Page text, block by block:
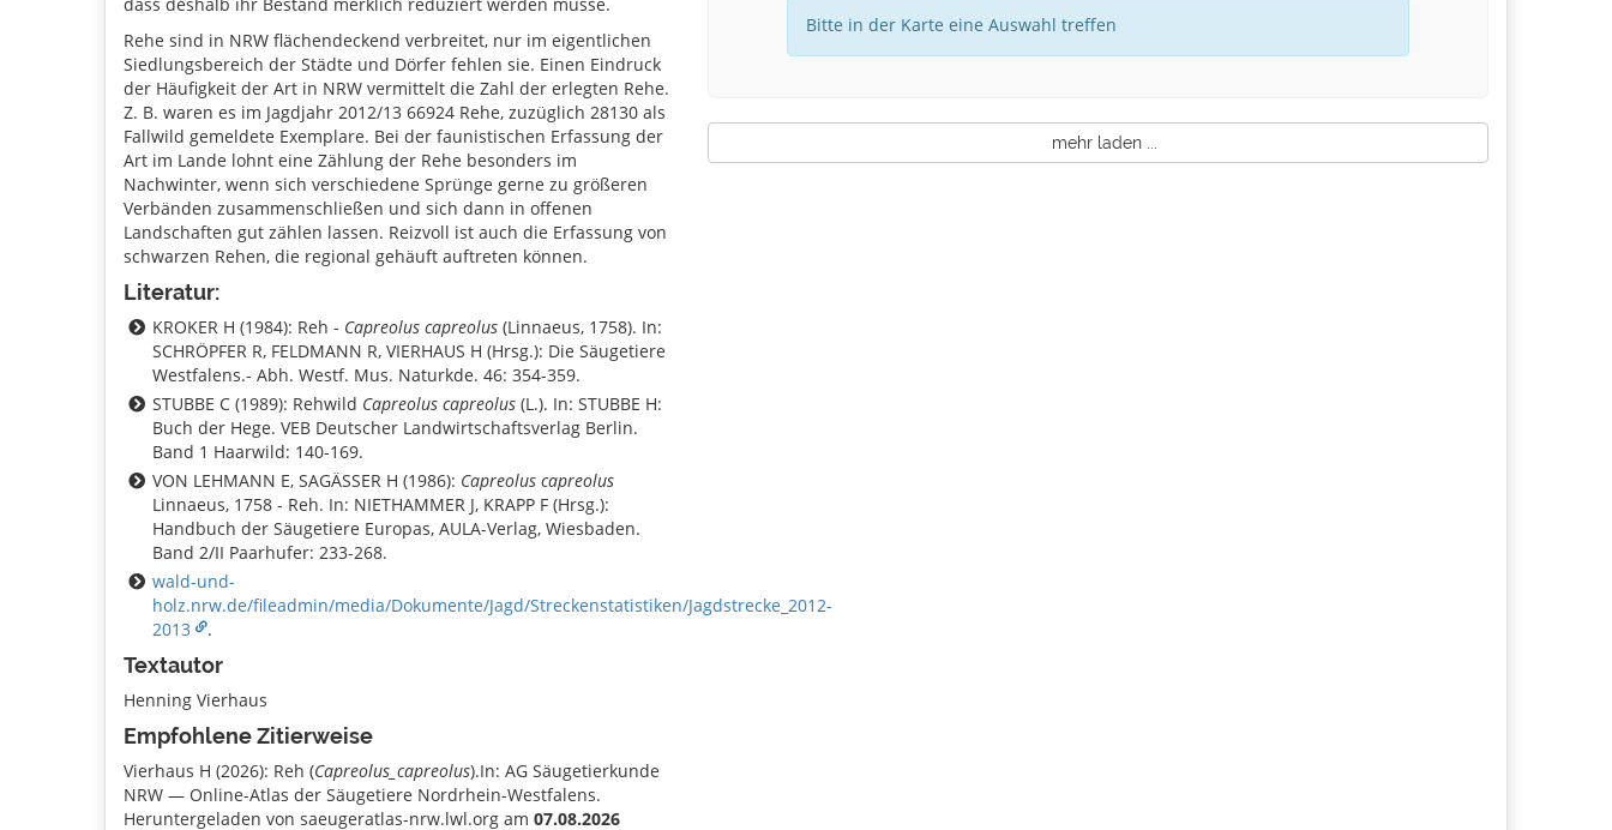
Rehe sind in NRW flächendeckend verbreitet, nur im eigentlichen
Siedlungsbereich der Städte und Dörfer fehlen sie. Einen Eindruck
der Häufigkeit der Art in NRW vermittelt die Zahl der erlegten Rehe.
Z. B. waren es im Jagdjahr 2012/13 66924 Rehe, zuzüglich 28130 als
Fallwild gemeldete Exemplare. Bei der faunistischen Erfassung der
Art im Lande lohnt eine Zählung der Rehe besonders im
Nachwinter, wenn sich verschiedene Sprünge gerne zu größeren
Verbänden zusammenschließen und sich dann in offenen
Landschaften gut zählen lassen. Reizvoll ist auch die Erfassung von
schwarzen Rehen, die regional gehäuft auftreten können.
Literatur:
KROKER H (1984): Reh - Capreolus capreolus (Linnaeus, 1758). In:
SCHRÖPFER R, FELDMANN R, VIERHAUS H (Hrsg.): Die Säugetiere
Westfalens.- Abh. Westf. Mus. Naturkde. 46: 354-359.
STUBBE C (1989): Rehwild Capreolus capreolus (L.). In: STUBBE H:
Buch der Hege. VEB Deutscher Landwirtschaftsverlag Berlin.
Band 1 Haarwild: 140-169.
VON LEHMANN E, SAGÄSSER H (1986): Capreolus capreolus
Linnaeus, 1758 - Reh. In: NIETHAMMER J, KRAPP F (Hrsg.):
Handbuch der Säugetiere Europas, AULA-Verlag, Wiesbaden.
Band 2/II Paarhufer: 233-268.
wald-und-
holz.nrw.de/fileadmin/media/Dokumente/Jagd/Streckenstatistiken/Jagdstrecke_2012-
2013
.
Textautor
Henning Vierhaus
Empfohlene Zitierweise
Vierhaus H (2026): Reh (Capreolus_capreolus).In: AG Säugetierkunde
NRW — Online-Atlas der Säugetiere Nordrhein-Westfalens.
Heruntergeladen von saeugeratlas-nrw.lwl.org am 07.08.2026
Bitte in der Karte eine Auswahl treffen
mehr laden ...